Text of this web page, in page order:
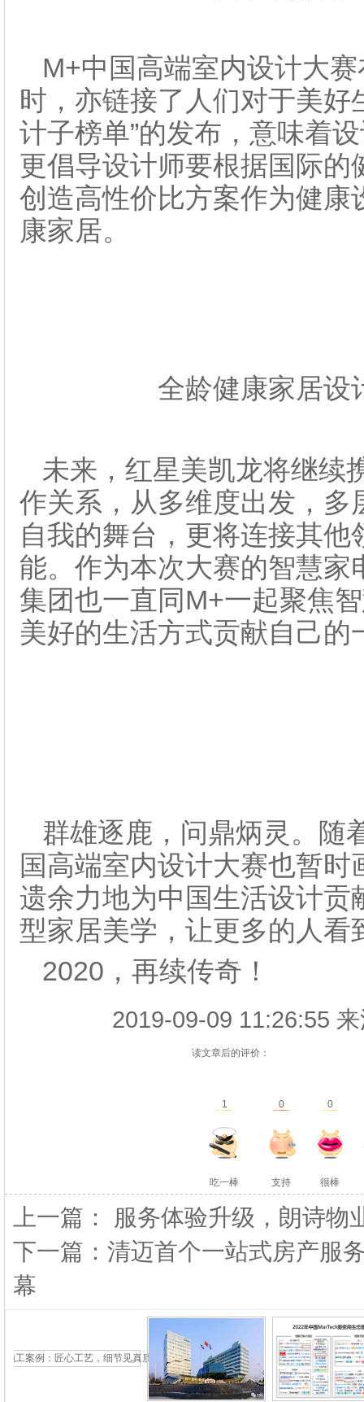
M+中国高端室内设计大
时，亦链接了人们对于美好
计子榜单”的发布，意味着
更倡导设计师要根据国际
创造高性价比方案作为健
康家居。
全龄健康家居设
未来，红星美凯龙将继续
作关系，从多维度出发，
自我的舞台，更将连接其
能。作为本次大赛的智慧
集团也一直同M+一起聚焦
美好的生活方式贡献自己的
群雄逐鹿，问鼎炳灵。随
国高端室内设计大赛也暂
遗余力地为中国生活设计
型家居美学，让更多的人看
2020，再续传奇！
2019-09-09 11:26:55
读文章后的评价：
1 0 0
吃一棒 支持 很棒
上一篇： 服务体验升级，朗诗物
下一篇：清迈首个一站式房产服
幕